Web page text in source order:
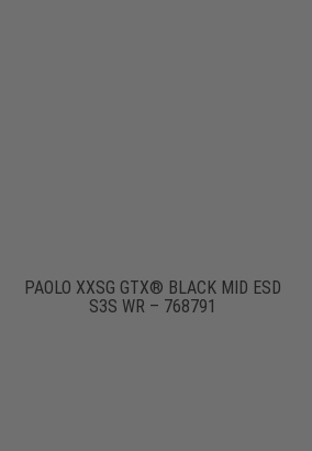
PAOLO XXSG GTX® BLACK MID ESD
S3S WR – 768791